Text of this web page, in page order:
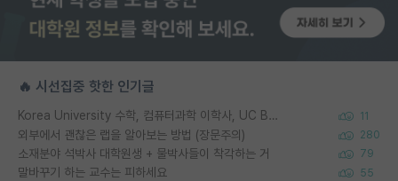
🔥 시선집중 핫한 인기글
Korea University 수학, 컴퓨터과학 이학사, UC Berkeley 산업공학 대학원 공학박사가 되는 것은 쉽지 않겠죠? 11
외부에서 괜찮은 랩을 알아보는 방법 (장문주의) 280
소재분야 석박사 대학원생 + 물박사들이 착각하는 거 79
말바꾸기 하는 교수는 피하세요 55